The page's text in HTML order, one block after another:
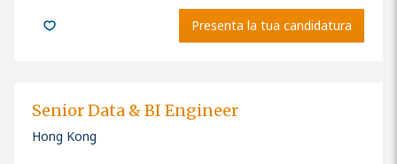
Presenta la tua candidatura
Senior Data & BI Engineer
Hong Kong